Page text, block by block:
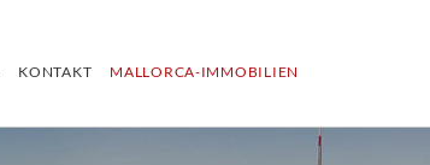
KONTAKT MALLORCA-IMMOBILIEN